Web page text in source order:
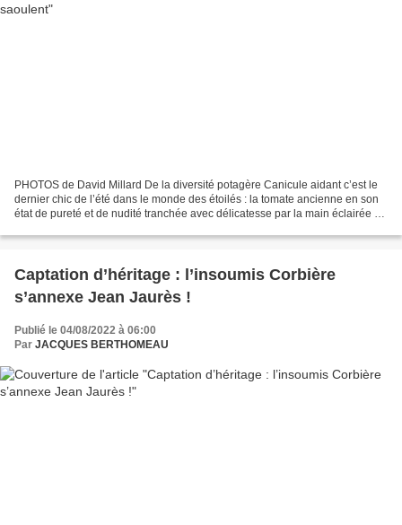
PHOTOS de David Millard De la diversité potagère Canicule aidant c’est le
dernier chic de l’été dans le monde des étoilés : la tomate ancienne en son
état de pureté et de nudité tranchée avec délicatesse par la main éclairée du
Captation d’héritage : l’insoumis Corbière
s’annexe Jean Jaurès !
Publié le 04/08/2022 à 06:00
Par JACQUES BERTHOMEAU